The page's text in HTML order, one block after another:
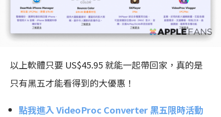
以上軟體只要 US$45.95 就能一起帶回家，真的是
只有黑五才能看得到的大優惠！
點我進入 VideoProc Converter 黑五限時活動